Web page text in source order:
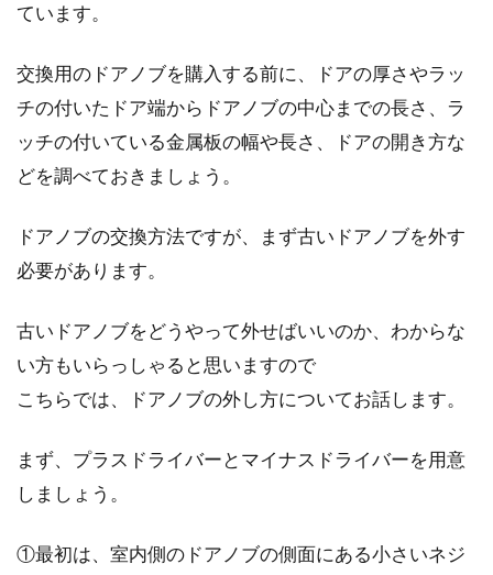
ています。
交換用のドアノブを購入する前に、ドアの厚さやラッ
チの付いたドア端からドアノブの中心までの長さ、ラ
ッチの付いている金属板の幅や長さ、ドアの開き方な
どを調べておきましょう。
ドアノブの交換方法ですが、まず古いドアノブを外す
必要があります。
古いドアノブをどうやって外せばいいのか、わからな
い方もいらっしゃると思いますので
こちらでは、ドアノブの外し方についてお話します。
まず、プラスドライバーとマイナスドライバーを用意
しましょう。
①最初は、室内側のドアノブの側面にある小さいネジ